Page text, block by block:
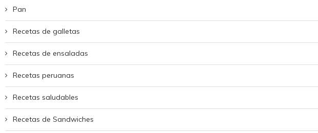
Pan
Recetas de galletas
Recetas de ensaladas
Recetas peruanas
Recetas saludables
Recetas de Sandwiches